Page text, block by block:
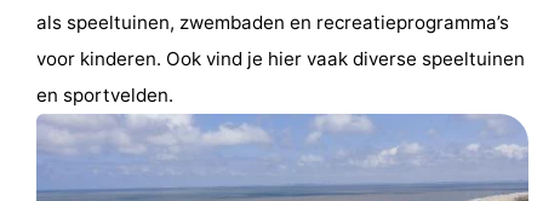
als speeltuinen, zwembaden en recreatieprogramma’s
voor kinderen. Ook vind je hier vaak diverse speeltuinen
en sportvelden.